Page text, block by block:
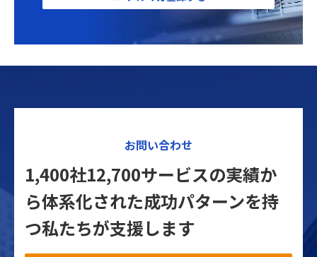
お問い合わせ
1,400社12,700サービスの実績か
ら体系化された成功パターンを持
つ私たちが支援します